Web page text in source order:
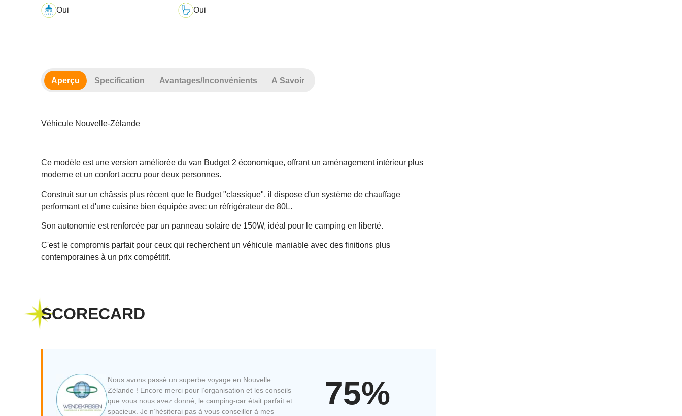
Oui Oui
Aperçu Specification Avantages/Inconvénients A Savoir
Véhicule Nouvelle-Zélande
Ce modèle est une version améliorée du van Budget 2 économique, offrant un aménagement intérieur plus
moderne et un confort accru pour deux personnes.
Construit sur un châssis plus récent que le Budget "classique", il dispose d'un système de chauffage
performant et d'une cuisine bien équipée avec un réfrigérateur de 80L.
Son autonomie est renforcée par un panneau solaire de 150W, idéal pour le camping en liberté.
C'est le compromis parfait pour ceux qui recherchent un véhicule maniable avec des finitions plus
contemporaines à un prix compétitif.
SCORECARD
Nous avons passé un superbe voyage en Nouvelle
Zélande ! Encore merci pour l’organisation et les conseils
que vous nous avez donné, le camping-car était parfait et
spacieux. Je n’hésiterai pas à vous conseiller à mes
75%